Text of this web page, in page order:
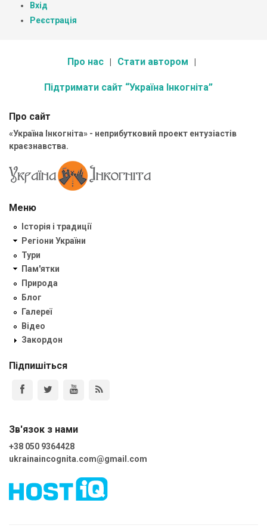
Вхід
Реєстрація
Про нас Стати автором
Підтримати сайт “Україна Інкогніта”
Про сайт
«Україна Інкогніта» - неприбутковий проект ентузіастів
краєзнавства.
Меню
Історія і традиції
Регіони України
Тури
Пам'ятки
Природа
Блог
Галереї
Відео
Закордон
Підпишіться
Зв'язок з нами
+38 050 9364428
ukrainaincognita.com@gmail.com